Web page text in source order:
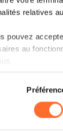
relatives
pouvez
au
le site et
de
ou des cookies